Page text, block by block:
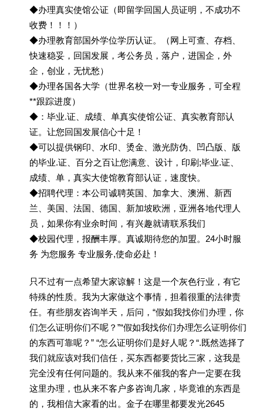
◆办理真实使馆公证（即留学回国人员证明，不成功不
收费！！！）
◆办理教育部国外学位学历认证。（网上可查、存档、
快速稳妥，回国发展，考公务员，落户，进国企，外
企，创业，无忧愁）
◆办理各国各大学（世界名校一对一专业服务，可全程
**跟踪进度）
◆：毕业.证、成绩、单真实使馆公证、真实教育部认
证。让您回国发展信心十足！
◆可以提供钢印、水印、烫金、激光防伪、凹凸版、版
的毕业.证、百分之百让您满意、设计，印刷;毕业.证、
成绩、单，真实大使馆教育部认证，速度快。
◆招聘代理：本公司诚聘英国、加拿大、澳洲、新西
兰、美国、法国、德国、新加坡欧洲，亚洲各地代理人
员，如果你有业余时间，有兴趣就请联系我们
◆校园代理，报酬丰厚。真诚期待您的加盟。24小时服
务 为您服务 专业服务,使命必赴！
只不过有一点希望大家谅解！这是一个灰色行业，有它
特殊的性质。我为大家做这个事情，担着很重的法律责
任。有些朋友咨询半天，后问，“假如我找你们办理，你
们怎么证明你们不呢？”“假如我找你们办理怎么证明你们
的东西可靠呢？” “怎么证明你们是好人呢？“.既然选择了
我们就应该对我们信任，买东西都要货比三家，这我是
完全没有任何问题的。我从来不催我的客户一定要在我
这里办理，也从来不客户多咨询几家，毕竟谁的东西是
的，我相信大家看的出。金子在哪里都要发光2645